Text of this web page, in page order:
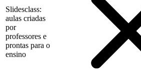
Slidesclass:
aulas criadas
por
professores e
prontas para o
ensino